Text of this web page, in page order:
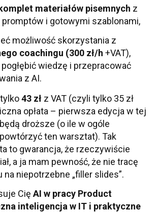
komplet materiałów pisemnych z
promptów i gotowymi szablonami,
możliwość skorzystania z
coachingu (300 zł/h +VAT),
wiedzę i przepracować
z AI.
tylko43 zł z VAT (czyli tylko 35 zł
opłata – pierwsza edycja w tej
droższe (o ile w ogóle
ten warsztat). Tak
to gwarancja, że rzeczywiście
a ja mam pewność, że nie tracę
niepotrzebne „filler slides”.
Cię AI w pracy Product
inteligencja w IT i praktyczne